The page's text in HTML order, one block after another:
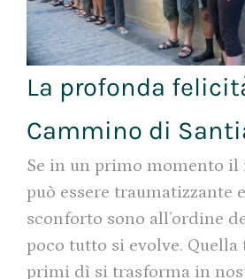
La profonda
Cammino di
Se in un primo momento il
può essere traumatizzante
sconforto sono all’ordine
poco tutto si evolve. Quella
primi dì si trasforma in